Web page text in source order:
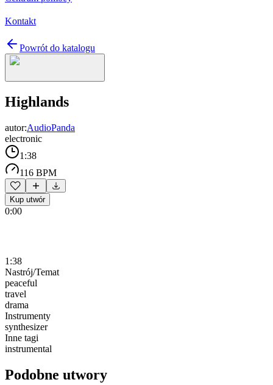
Kontakt
Powrót do katalogu
Highlands
autor:AudioPanda
electronic
1:38
116 BPM
Kup utwór
0:00
1:38
Nastrój/Temat
peaceful
travel
drama
Instrumenty
synthesizer
Inne tagi
instrumental
Podobne utwory